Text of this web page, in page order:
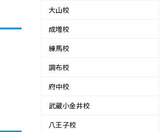
大山校
成増校
練馬校
調布校
府中校
武蔵小金井校
八王子校